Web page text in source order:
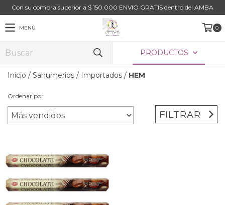
Con su compra superior a $ 150.000 ENVIO GRATIS dentro del AMBA
MENÚ 0
PRODUCTOS
Inicio / Sahumerios / Importados / HEM
Ordenar por
FILTRAR